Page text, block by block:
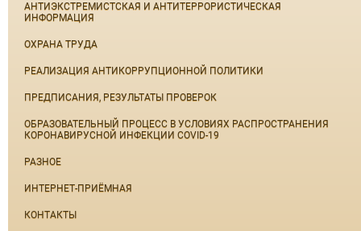
АНТИЭКСТРЕМИСТСКАЯ И АНТИТЕРРОРИСТИЧЕСКАЯ
ИНФОРМАЦИЯ
ОХРАНА ТРУДА
РЕАЛИЗАЦИЯ АНТИКОРРУПЦИОННОЙ ПОЛИТИКИ
ПРЕДПИСАНИЯ, РЕЗУЛЬТАТЫ ПРОВЕРОК
ОБРАЗОВАТЕЛЬНЫЙ ПРОЦЕСС В УСЛОВИЯХ РАСПРОСТРАНЕНИЯ
КОРОНАВИРУСНОЙ ИНФЕКЦИИ COVID-19
РАЗНОЕ
ИНТЕРНЕТ-ПРИЁМНАЯ
КОНТАКТЫ